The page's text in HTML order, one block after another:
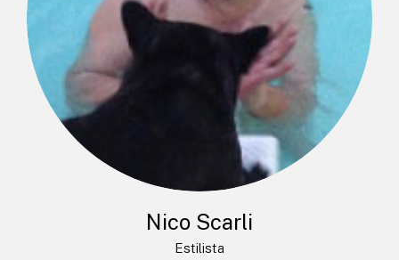
Nico Scarli
Estilista